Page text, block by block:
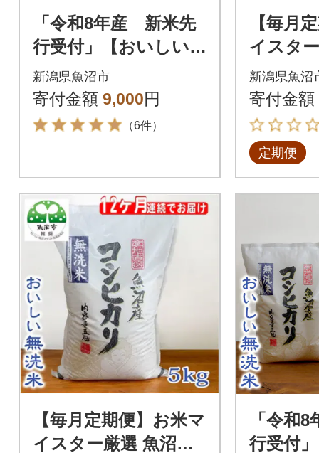
「令和8年産 新米先
行受付」【おいしい無
洗米】お米マイスタ
ー厳選 魚沼産コシヒ
カリ100% 3kg
新潟県魚沼市
寄付金額 9,000円
（6件）
【毎月
イスタ
コシヒ
g全6回
新潟県魚沼
寄付金額
定期便
【毎月定期便】お米マ
イスター厳選 魚沼産
「令和
行受付